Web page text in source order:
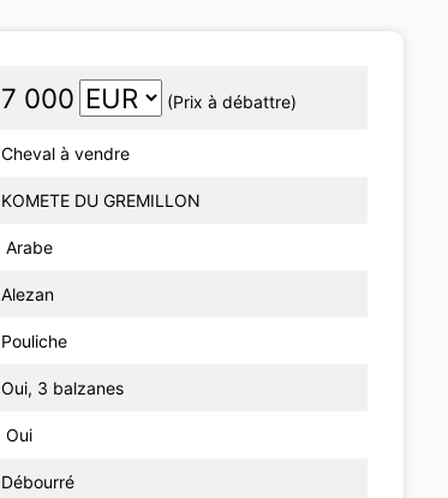
7 000 (Prix à débattre)
Cheval à vendre
KOMETE DU GREMILLON
Arabe
Alezan
Pouliche
Oui, 3 balzanes
Oui
Débourré